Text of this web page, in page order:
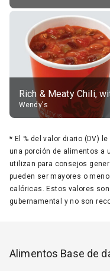
Wendy's
* El % del valor diario (DV)
una porción de alimentos a
utilizan para consejos
pueden ser mayores o
calóricas. Estos valores
gubernamental y no son
Alimentos Base de